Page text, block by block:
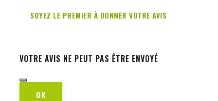
SOYEZ LE PREMIER À DONNER VOTRE AVIS
VOTRE AVIS NE PEUT PAS ÊTRE ENVOYÉ
OK